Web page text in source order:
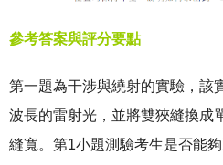
參考答案與評分要點
第一題為干涉與繞射的實驗，該
波長的雷射光，並將雙狹縫換成
縫寬。第1小題測驗考生是否能